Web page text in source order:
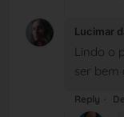
Lucimar
Lindo o
ser bem
Reply